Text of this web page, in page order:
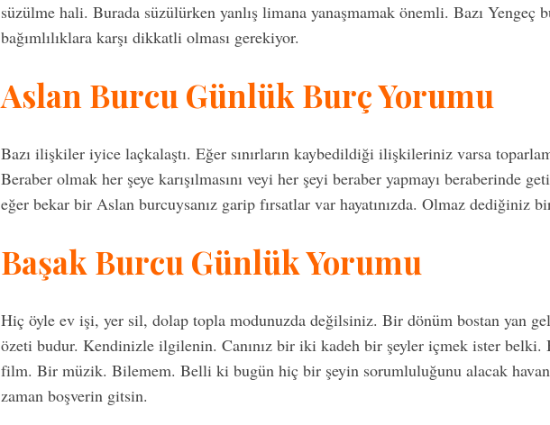
süzülme hali. Burada süzülürken yanlış limana yanaşmamak önemli. Bazı Yengeç
bağımlılıklara karşı dikkatli olması gerekiyor.
Aslan Burcu Günlük Burç Yorumu
Bazı ilişkiler iyice laçkalaştı. Eğer sınırların kaybedildiği ilişkileriniz varsa
Beraber olmak her şeye karışılmasını veyi her şeyi beraber yapmayı beraberinde
eğer bekar bir Aslan burcuysanız garip fırsatlar var hayatınızda. Olmaz dediğiniz
Başak Burcu Günlük Yorumu
Hiç öyle ev işi, yer sil, dolap topla modunuzda değilsiniz. Bir dönüm bostan yan
özeti budur. Kendinizle ilgilenin. Canınız bir iki kadeh bir şeyler içmek ister
film. Bir müzik. Bilemem. Belli ki bugün hiç bir şeyin sorumluluğunu alacak
zaman boşverin gitsin.